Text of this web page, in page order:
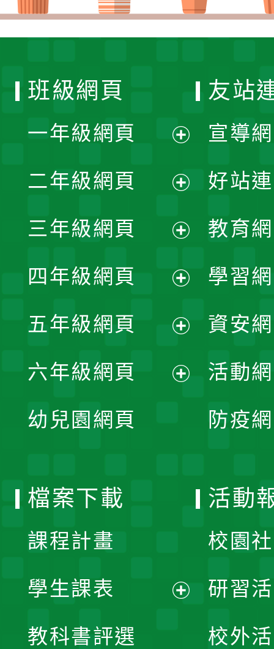
班級網頁
一年級網頁
開
選
單
二年級網頁
開
選
單
三年級網頁
開
選
單
四年級網頁
開
選
五年級網頁
開
六年級網頁
幼兒園網頁
友站
宣導
好站
教育
學習
資安
活動
防疫
檔案下載
課程計畫
學生課表
教科書評選
活動
校園
研習
校外